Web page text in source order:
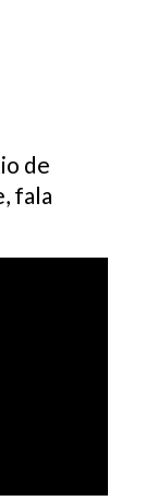
de
fala